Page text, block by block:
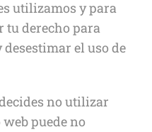
utilizamos y para
tu derecho para
el uso de
no utilizar
puede no